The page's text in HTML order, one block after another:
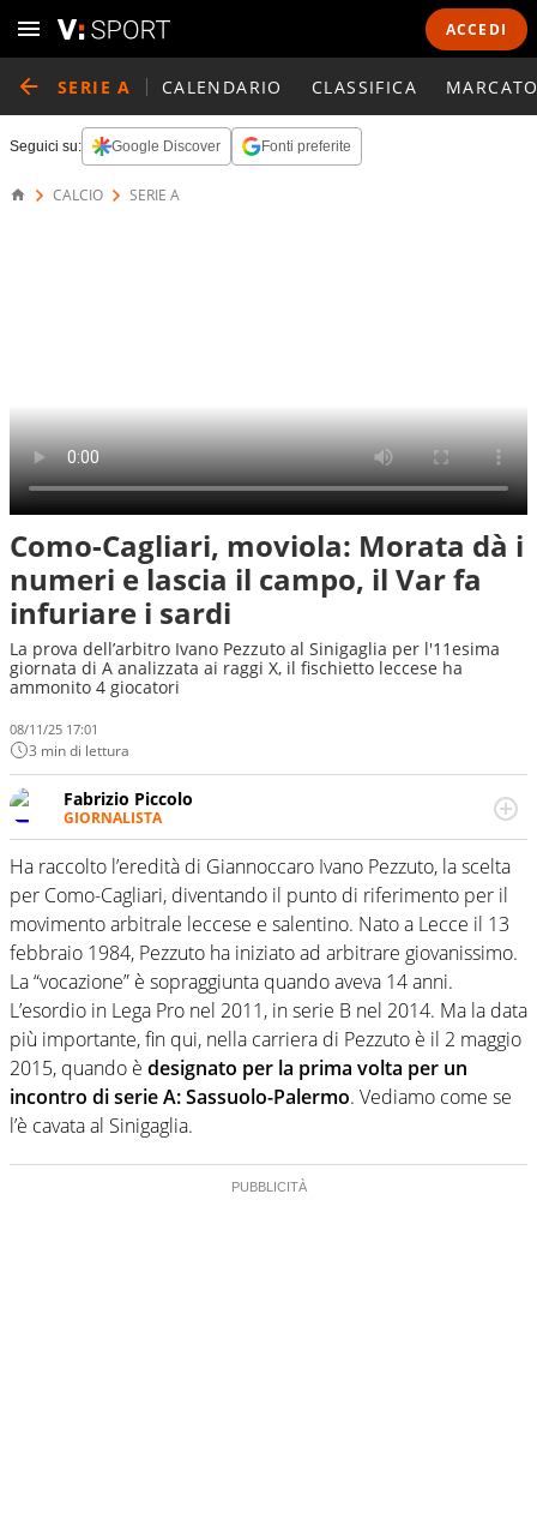
ACCEDI
SERIE A CALENDARIO CLASSIFICA
Seguici su: Google Discover Fonti preferite
CALCIO SERIE A
Como-Cagliari, moviola: Morata dà i
numeri e lascia il campo, il Var fa
infuriare i sardi
La prova dell’arbitro Ivano Pezzuto al Sinigaglia per l'11esima
giornata di A analizzata ai raggi X, il fischietto leccese ha
ammonito 4 giocatori
08/11/25 17:01
3 min di lettura
Fabrizio Piccolo
GIORNALISTA
Nella sua carriera ha seguito numerose manifestazioni
sportive e collaborato con agenzie e testate. Esperienza,
competenza, conoscenza e memoria storica. Si occupa
prevalentemente di calcio
Ha raccolto l’eredità di Giannoccaro Ivano Pezzuto, la scelta
per Como-Cagliari, diventando il punto di riferimento per il
movimento arbitrale leccese e salentino. Nato a Lecce il 13
febbraio 1984, Pezzuto ha iniziato ad arbitrare giovanissimo.
La “vocazione” è sopraggiunta quando aveva 14 anni.
L’esordio in Lega Pro nel 2011, in serie B nel 2014. Ma la data
più importante, fin qui, nella carriera di Pezzuto è il 2 maggio
2015, quando è designato per la prima volta per un
incontro di serie A: Sassuolo-Palermo. Vediamo come se
l’è cavata al Sinigaglia.